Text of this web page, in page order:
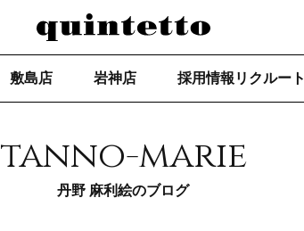
敷島店 岩神店 採用情報リクルート
tanno-marie
丹野 麻利絵のブログ